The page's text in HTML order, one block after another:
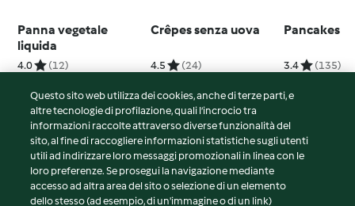
Panna vegetale
liquida
4.0 (12)
Crêpes senza uova
4.5 (24)
Pancakes
3.4 (135)
© Copyright 2026
Termini del servizio
Informativa sulla privacy
Questo sito web utilizza dei cookies, anche di terze parti, e
altre tecnologie di profilazione, quali l’incrocio tra
informazioni raccolte attraverso diverse funzionalità del
sito, al fine di raccogliere informazioni statistiche sugli utenti
utili ad indirizzare loro messaggi promozionali in linea con le
loro preferenze. Se prosegui la navigazione mediante
accesso ad altra area del sito o selezione di un elemento
dello stesso (ad esempio, di un'immagine o di un link)